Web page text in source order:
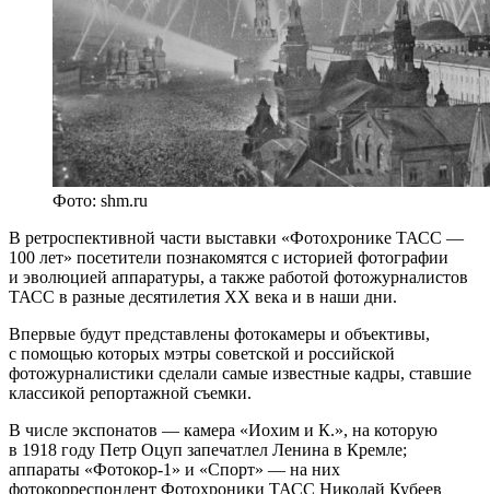
Фото: shm.ru
В ретроспективной части выставки «Фотохронике ТАСС —
100 лет» посетители познакомятся с историей фотографии
и эволюцией аппаратуры, а также работой фотожурналистов
ТАСС в разные десятилетия ХХ века и в наши дни.
Впервые будут представлены фотокамеры и объективы,
с помощью которых мэтры советской и российской
фотожурналистики сделали самые известные кадры, ставшие
классикой репортажной съемки.
В числе экспонатов — камера «Иохим и К.», на которую
в 1918 году Петр Оцуп запечатлел Ленина в Кремле;
аппараты «Фотокор-1» и «Спорт» — на них
фотокорреспондент Фотохроники ТАСС Николай Кубеев